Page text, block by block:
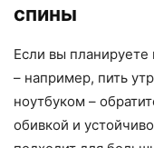
спины
Если вы
– например, пить
ноутбуком –
обивкой и